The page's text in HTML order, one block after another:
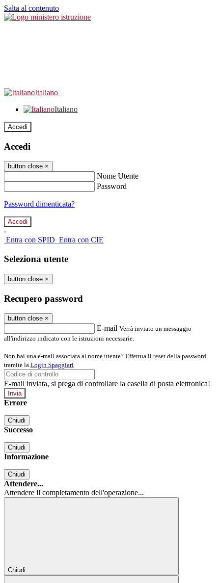
Salta al contenuto
Italiano
Italiano
Accedi
Accedi
button close ×
Nome Utente
Password
Password dimenticata?
-
Entra con SPID Entra con CIE
Seleziona utente
button close ×
Recupero password
button close ×
E-mail Verrà inviato un messaggio
all'indirizzo indicato con le istruzioni necessarie.
Non hai una e-mail associata al nome utente? Effettua il reset della password
tramite la Login Spaggiari
E-mail inviata, si prega di controllare la casella di posta elettronica!
Errore
Chiudi
Successo
Chiudi
Informazione
Chiudi
Attendere...
Attendere il completamento dell'operazione...
Chiudi